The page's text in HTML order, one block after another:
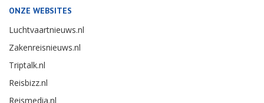
ONZE WEBSITES
Luchtvaartnieuws.nl
Zakenreisnieuws.nl
Triptalk.nl
Reisbizz.nl
Reismedia.nl